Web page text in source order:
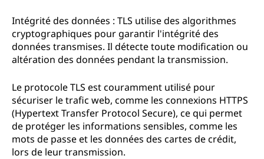
Intégrité des données : TLS utilise des algorithmes
cryptographiques pour garantir l'intégrité des
données transmises. Il détecte toute modification ou
altération des données pendant la transmission.
Le protocole TLS est couramment utilisé pour
sécuriser le trafic web, comme les connexions HTTPS
(Hypertext Transfer Protocol Secure), ce qui permet
de protéger les informations sensibles, comme les
mots de passe et les données des cartes de crédit,
lors de leur transmission.